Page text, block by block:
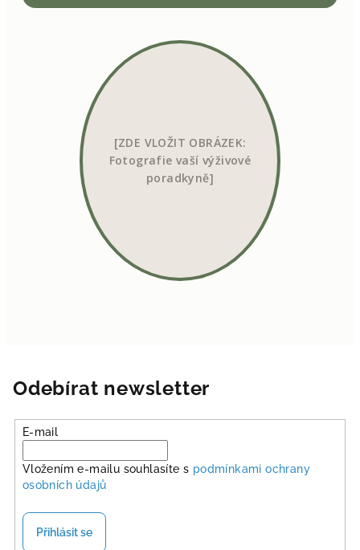
[ZDE VLOŽIT OBRÁZEK:
Fotografie vaší výživové
poradkyně]
Odebírat newsletter
E-mail
Vložením e-mailu souhlasíte s podmínkami ochrany
osobních údajů
Přihlásit se